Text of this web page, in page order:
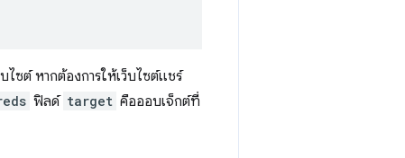
ไซต์ หากต้องการให้เว็บไซต์แชร์
ฟิลด์ target คือออบเจ็กต์ที่